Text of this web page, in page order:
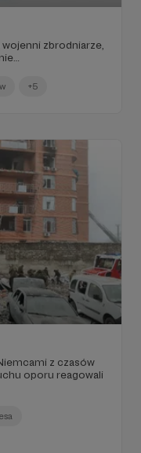
zbrodniarze,
+5
z czasów
oporu reagowali